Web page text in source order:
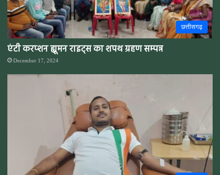
छत्तीसगढ़
एंटी करप्शन ह्यूमन राइट्स का शपथ ग्रहण सम्पन्न
December 17, 2024